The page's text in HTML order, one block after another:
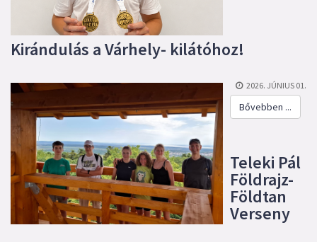
Kirándulás a Várhely- kilátóhoz!
2026. JÚNIUS 01.
Bővebben ...
Teleki Pál
Földrajz-
Földtan
Verseny